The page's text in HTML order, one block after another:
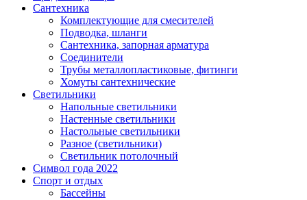
Сантехника
Комплектующие для смесителей
Подводка, шланги
Сантехника, запорная арматура
Соединители
Трубы металлопластиковые, фитинги
Хомуты сантехнические
Светильники
Напольные светильники
Настенные светильники
Настольные светильники
Разное (светильники)
Светильник потолочный
Символ года 2022
Спорт и отдых
Бассейны